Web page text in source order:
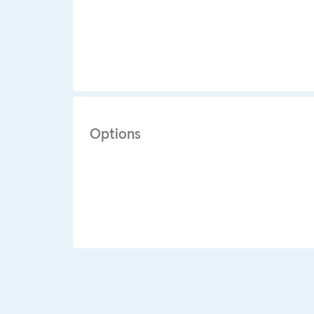
Options